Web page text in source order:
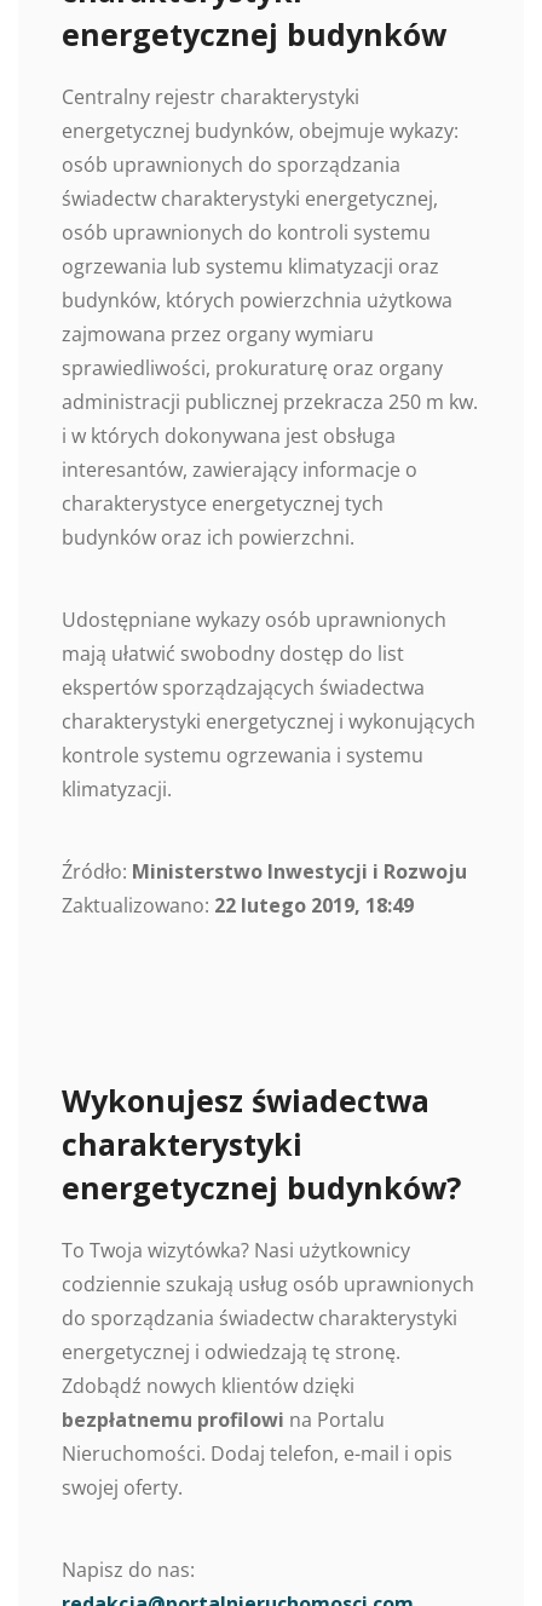
energetycznej budynków
Centralny rejestr charakterystyki
energetycznej budynków, obejmuje wykazy:
osób uprawnionych do sporządzania
świadectw charakterystyki energetycznej,
osób uprawnionych do kontroli systemu
ogrzewania lub systemu klimatyzacji oraz
budynków, których powierzchnia użytkowa
zajmowana przez organy wymiaru
sprawiedliwości, prokuraturę oraz organy
administracji publicznej przekracza 250 m kw.
i w których dokonywana jest obsługa
interesantów, zawierający informacje o
charakterystyce energetycznej tych
budynków oraz ich powierzchni.
Udostępniane wykazy osób uprawnionych
mają ułatwić swobodny dostęp do list
ekspertów sporządzających świadectwa
charakterystyki energetycznej i wykonujących
kontrole systemu ogrzewania i systemu
klimatyzacji.
Źródło: Ministerstwo Inwestycji i Rozwoju
Zaktualizowano: 22 lutego 2019, 18:49
Wykonujesz świadectwa
charakterystyki
energetycznej budynków?
To Twoja wizytówka? Nasi użytkownicy
codziennie szukają usług osób uprawnionych
do sporządzania świadectw charakterystyki
energetycznej i odwiedzają tę stronę.
Zdobądź nowych klientów dzięki
bezpłatnemu profilowi na Portalu
Nieruchomości. Dodaj telefon, e-mail i opis
swojej oferty.
Napisz do nas: